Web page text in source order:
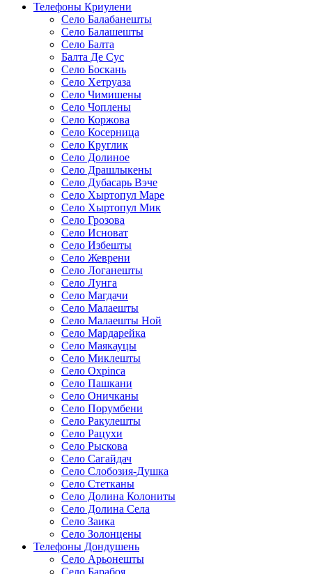
Телефоны Криулени
Село Балабанешты
Село Балашешты
Село Балта
Балта Де Сус
Село Боскань
Село Хетруаза
Село Чимишены
Село Чоплены
Село Коржова
Село Косерница
Село Круглик
Село Долиное
Село Драшлыкены
Село Дубасарь Вэче
Село Хыртопул Маре
Село Хыртопул Мик
Село Грозова
Село Исноват
Село Избешты
Село Жеврени
Село Логанешты
Село Лунга
Село Магдачи
Село Малаешты
Село Малаешты Ной
Село Мардарейка
Село Маякауцы
Село Миклешты
Село Охрinca
Село Пашкани
Село Оничканы
Село Порумбени
Село Ракулешты
Село Рацухи
Село Рыскова
Село Сагайдач
Село Слобозия-Душка
Село Стетканы
Село Долина Колониты
Село Долина Села
Село Заика
Село Золонцены
Телефоны Дондушень
Село Арьонешты
Село Барабоя